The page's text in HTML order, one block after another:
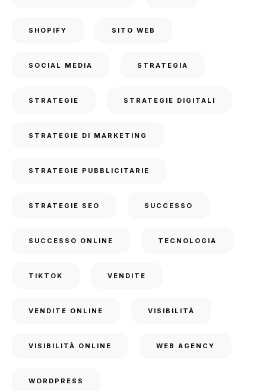
SHOPIFY SITO WEB
SOCIAL MEDIA STRATEGIA
STRATEGIE STRATEGIE DIGITALI
STRATEGIE DI MARKETING
STRATEGIE PUBBLICITARIE
STRATEGIE SEO SUCCESSO
SUCCESSO ONLINE TECNOLOGIA
TIKTOK VENDITE
VENDITE ONLINE VISIBILITÀ
VISIBILITÀ ONLINE WEB AGENCY
WORDPRESS